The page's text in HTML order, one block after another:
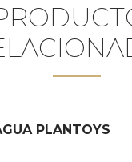
PLANTOYS